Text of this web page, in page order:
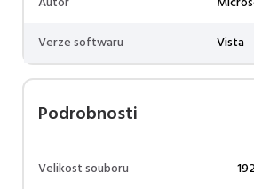
Verze softwaru
Vista
Podrobnosti
Velikost souboru